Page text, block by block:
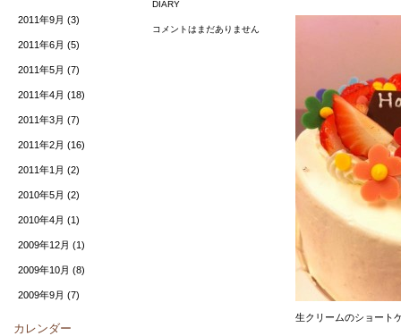
2011年9月 (3)
2011年6月 (5)
2011年5月 (7)
2011年4月 (18)
2011年3月 (7)
2011年2月 (16)
2011年1月 (2)
2010年5月 (2)
2010年4月 (1)
2009年12月 (1)
2009年10月 (8)
2009年9月 (7)
カレンダー
DIARY
コメントはまだありません
生クリームのショート